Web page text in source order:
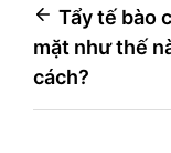
Điều
hướng
bài
Tẩy tế bào
mặt như thế
cách?